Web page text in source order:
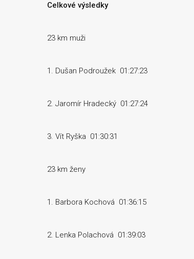
Celkové výsledky
23 km muži
1. Dušan Podroužek 01:27:23
2. Jaromír Hradecký 01:27:24
3. Vít Ryška 01:30:31
23 km ženy
1. Barbora Kochová 01:36:15
2. Lenka Polachová 01:39:03